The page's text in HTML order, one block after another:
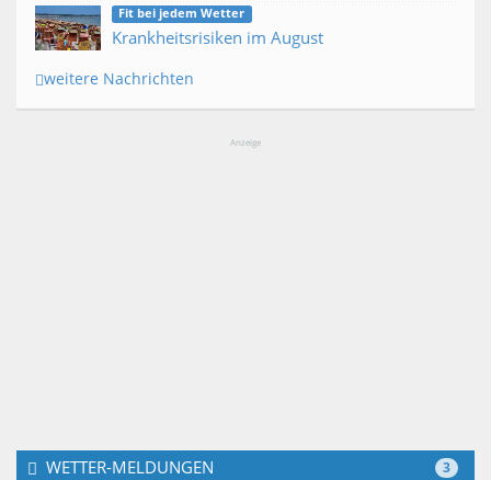
Fit bei jedem Wetter
Krankheitsrisiken im August
weitere Nachrichten
Anzeige
3
WETTER-MELDUNGEN